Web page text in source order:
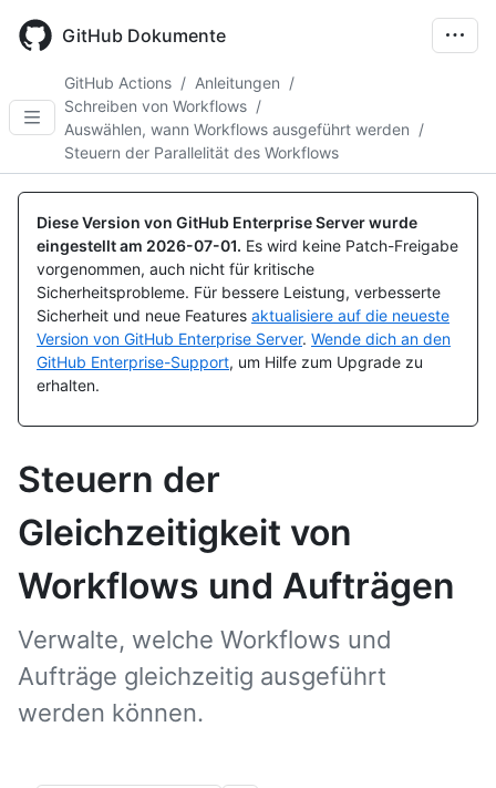
main
GitHub Dokumente
GitHub Actions / Anleitungen /
Schreiben von Workflows /
Auswählen, wann Workflows ausgeführt werden /
Steuern der Parallelität des Workflows
Diese Version von GitHub Enterprise Server wurde
eingestellt am 2026-07-01. Es wird keine Patch-Freigabe
vorgenommen, auch nicht für kritische
Sicherheitsprobleme. Für bessere Leistung, verbesserte
Sicherheit und neue Features aktualisiere auf die neueste
Version von GitHub Enterprise Server. Wende dich an den
GitHub Enterprise-Support, um Hilfe zum Upgrade zu
erhalten.
Steuern der
Gleichzeitigkeit von
Workflows und Aufträgen
Verwalte, welche Workflows und
Aufträge gleichzeitig ausgeführt
werden können.